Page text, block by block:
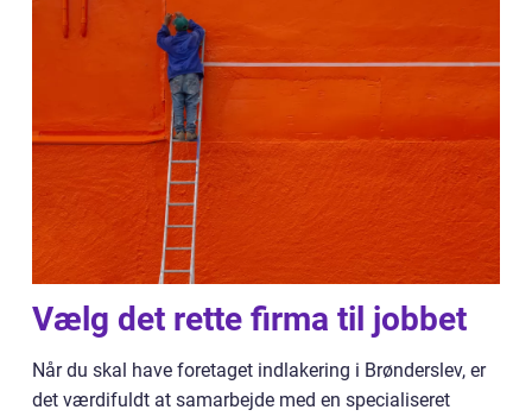
Vælg det rette firma til jobbet
Når du skal have foretaget indlakering i Brønderslev, er
det værdifuldt at samarbejde med en specialiseret